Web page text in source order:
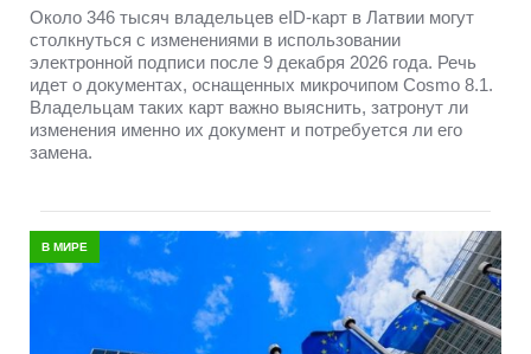
Около 346 тысяч владельцев eID-карт в Латвии могут
столкнуться с изменениями в использовании
электронной подписи после 9 декабря 2026 года. Речь
идет о документах, оснащенных микрочипом Cosmo 8.1.
Владельцам таких карт важно выяснить, затронут ли
изменения именно их документ и потребуется ли его
замена.
В МИРЕ